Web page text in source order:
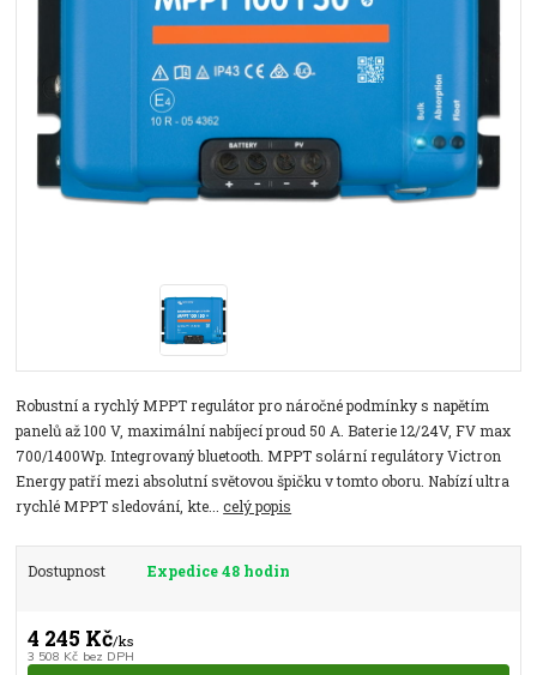
Robustní a rychlý MPPT regulátor pro náročné podmínky s napětím
panelů až 100 V, maximální nabíjecí proud 50 A. Baterie 12/24V, FV max
700/1400Wp. Integrovaný bluetooth. MPPT solární regulátory Victron
Energy patří mezi absolutní světovou špičku v tomto oboru. Nabízí ultra
rychlé MPPT sledování, kte...celý popis
Dostupnost Expedice 48 hodin
4 245 Kč/ks
3 508 Kč bez DPH